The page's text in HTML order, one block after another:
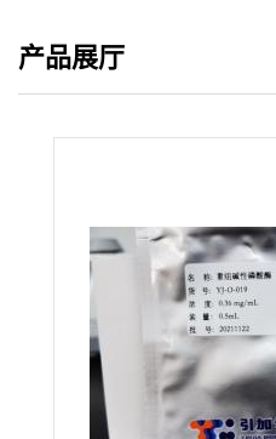
产品展厅